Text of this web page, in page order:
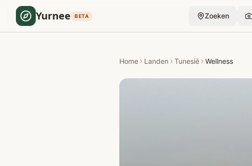
Yurnee BETA Zoeken
Home Landen Tunesië Wellness